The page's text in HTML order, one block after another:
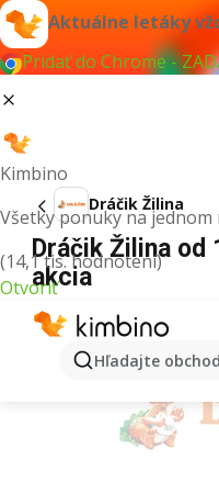
Aktuálne letáky
Pridať do Chrome -
Kimbino
Všetky ponuky na jednom
(14,1 tis. hodnotení)
Otvoriť
Hľadajte
Dráčik Žilina
Dráčik Žilina od
akcia